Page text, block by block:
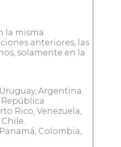
la misma
anteriores, las
solamente en la
Uruguay, Argentina.
República
Rico, Venezuela,
Chile.
Colombia,